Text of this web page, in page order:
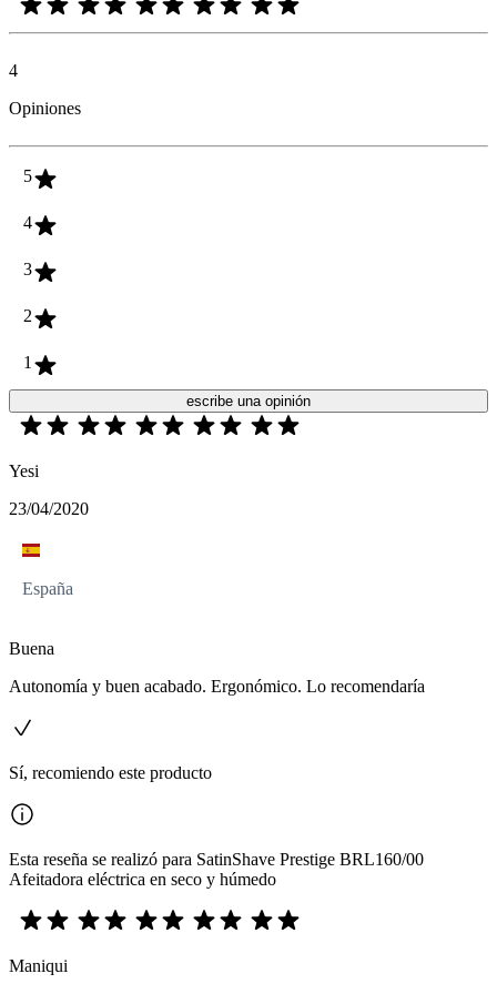
4
Opiniones
5
4
3
2
1
escribe una opinión
Yesi
23/04/2020
España
Buena
Autonomía y buen acabado. Ergonómico. Lo recomendaría
Sí, recomiendo este producto
Esta reseña se realizó para SatinShave Prestige BRL160/00
Afeitadora eléctrica en seco y húmedo
Maniqui